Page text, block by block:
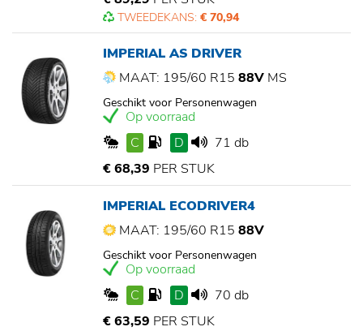
TWEEDEKANS: € 70,94
IMPERIAL AS DRIVER
MAAT: 195/60 R15 88V MS
Geschikt voor Personenwagen
Op voorraad
C
D
71 db
€ 68,39 PER STUK
IMPERIAL ECODRIVER4
MAAT: 195/60 R15 88V
Geschikt voor Personenwagen
Op voorraad
C
D
70 db
€ 63,59 PER STUK